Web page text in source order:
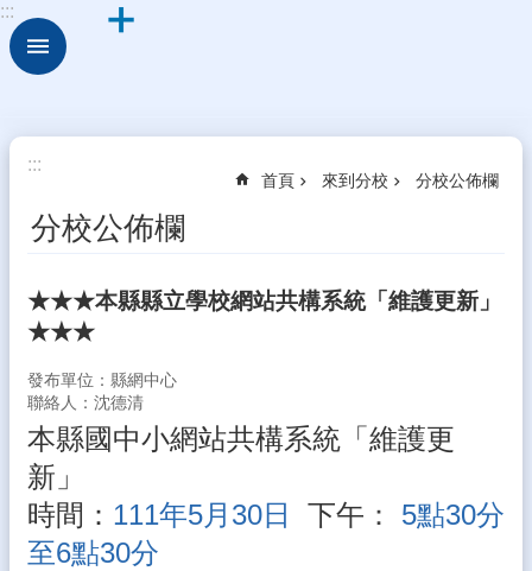
跳到主要內容區塊
進
來
分
校
住
民
習
中
心
校
園
動
態
:::
:::
首頁 來到分校 分校公佈欄
分校公佈欄
★★★本縣縣立學校網站共構系統「維護更新」
★★★
發布單位：縣網中心
聯絡人：沈德清
本縣國中小網站共構系統「維護更
新」
時間： 111年5月30日 下午 ：
5點30分
至6點30分